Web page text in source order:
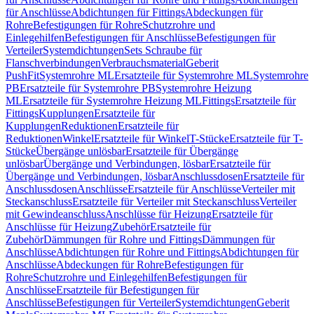
für AnschlüsseAbdichtungen für FittingsAbdeckungen für
RohreBefestigungen für RohreSchutzrohre und
EinlegehilfenBefestigungen für AnschlüsseBefestigungen für
VerteilerSystemdichtungenSets Schraube für
FlanschverbindungenVerbrauchsmaterialGeberit
PushFitSystemrohre MLErsatzteile für Systemrohre MLSystemrohre
PBErsatzteile für Systemrohre PBSystemrohre Heizung
MLErsatzteile für Systemrohre Heizung MLFittingsErsatzteile für
FittingsKupplungenErsatzteile für
KupplungenReduktionenErsatzteile für
ReduktionenWinkelErsatzteile für WinkelT-StückeErsatzteile für T-
StückeÜbergänge unlösbarErsatzteile für Übergänge
unlösbarÜbergänge und Verbindungen, lösbarErsatzteile für
Übergänge und Verbindungen, lösbarAnschlussdosenErsatzteile für
AnschlussdosenAnschlüsseErsatzteile für AnschlüsseVerteiler mit
SteckanschlussErsatzteile für Verteiler mit SteckanschlussVerteiler
mit GewindeanschlussAnschlüsse für HeizungErsatzteile für
Anschlüsse für HeizungZubehörErsatzteile für
ZubehörDämmungen für Rohre und FittingsDämmungen für
AnschlüsseAbdichtungen für Rohre und FittingsAbdichtungen für
AnschlüsseAbdeckungen für RohreBefestigungen für
RohreSchutzrohre und EinlegehilfenBefestigungen für
AnschlüsseErsatzteile für Befestigungen für
AnschlüsseBefestigungen für VerteilerSystemdichtungenGeberit